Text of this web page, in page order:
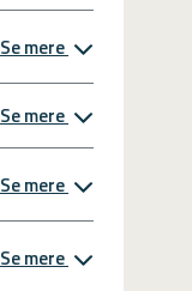
Se mere
Se mere
Se mere
Se mere